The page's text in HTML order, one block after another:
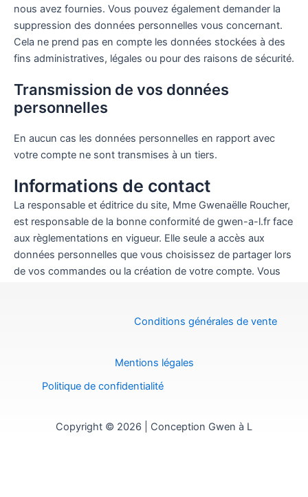
nous avez fournies. Vous pouvez également demander la
suppression des données personnelles vous concernant.
Cela ne prend pas en compte les données stockées à des
fins administratives, légales ou pour des raisons de sécurité.
Transmission de vos données
personnelles
En aucun cas les données personnelles en rapport avec
votre compte ne sont transmises à un tiers.
Informations de contact
La responsable et éditrice du site, Mme Gwenaëlle Roucher,
est responsable de la bonne conformité de gwen-a-l.fr face
aux règlementations en vigueur. Elle seule a accès aux
données personnelles que vous choisissez de partager lors
de vos commandes ou la création de votre compte. Vous
Conditions générales de vente
Mentions légales
Politique de confidentialité
Copyright © 2026 | Conception Gwen à L